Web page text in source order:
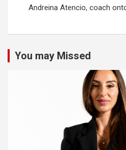
Andreina Atencio, coach
You may Missed